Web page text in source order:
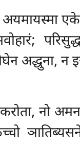
अद्धुना, न
नो